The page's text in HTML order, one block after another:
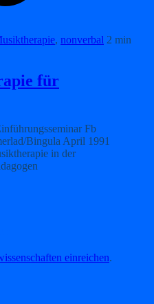
, nonverbal 2 min
für
Fb
Bingula April 1991
in der
einreichen.